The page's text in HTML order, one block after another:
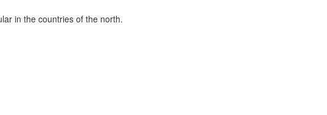
in the countries of the north.